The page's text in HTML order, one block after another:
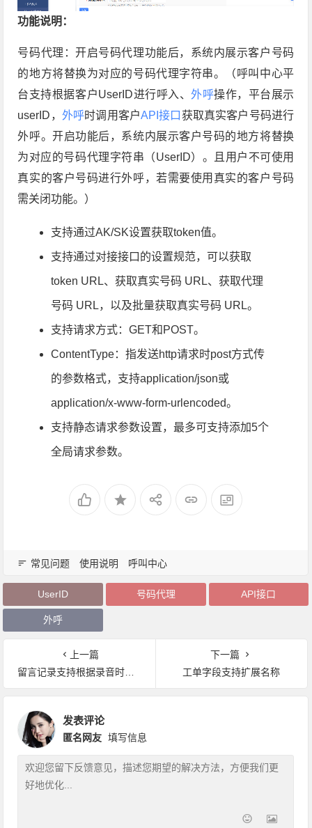
功能说明：
号码代理：开启号码代理功能后，系统内展示客户号码
的地方将替换为对应的号码代理字符串。（呼叫中心平
台支持根据客户UserID进行呼入、外呼操作，平台展示
userID， 外呼时调用客户API接口 获取真实客户号码进行
外呼。开启功能后，系统内展示客户号码的地方将替换
为对应的号码代理字符串（UserID）。且用户不可使用
真实的客户号码进行外呼，若需要使用真实的客户号码
需关闭功能。）
支持通过AK/SK设置获取token值。
支持通过对接接口的设置规范，可以获取
token URL、获取真实号码 URL、获取代理
号码 URL，以及批量获取真实号码 URL。
支持请求方式：GET和POST。
ContentType：指发送http请求时post方式传
的参数格式，支持application/json或
application/x-www-form-urlencoded。
支持静态请求参数设置，最多可支持添加5个
全局请求参数。
常见问题 使用说明 呼叫中心
UserID 号码代理 API接口
外呼
上一篇
留言记录支持根据录音时长查询
下一篇
工单字段支持扩展名称
发表评论
匿名网友 填写信息